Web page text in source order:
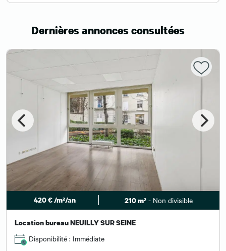
Dernières annonces consultées
420 € /m²/an 210 m²- Non divisible
Location bureau NEUILLY SUR SEINE
Disponibilité : Immédiate